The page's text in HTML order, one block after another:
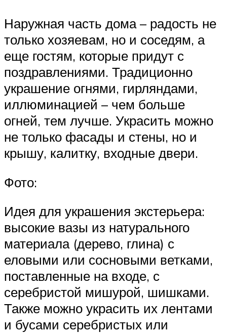
Наружная часть дома – радость не
только хозяевам, но и соседям, а
еще гостям, которые придут с
поздравлениями. Традиционно
украшение огнями, гирляндами,
иллюминацией – чем больше
огней, тем лучше. Украсить можно
не только фасады и стены, но и
крышу, калитку, входные двери.
Фото:
Идея для украшения экстерьера:
высокие вазы из натурального
материала (дерево, глина) с
еловыми или сосновыми ветками,
поставленные на входе, с
серебристой мишурой, шишками.
Также можно украсить их лентами
и бусами серебристых или